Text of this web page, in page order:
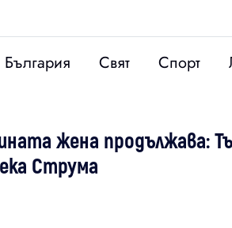
България Свят Спорт
жена продължава:
Струма